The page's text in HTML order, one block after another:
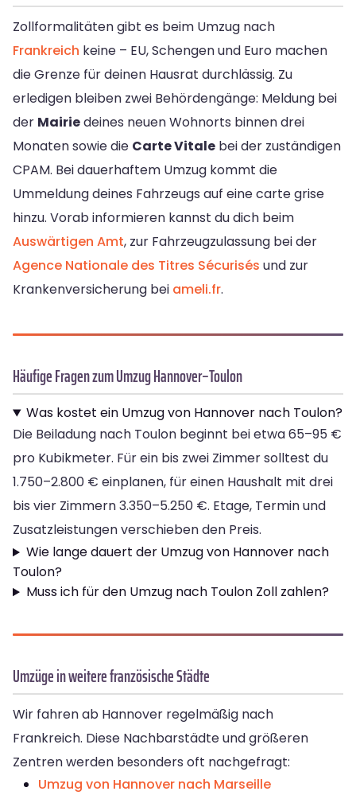
Zollformalitäten gibt es beim Umzug nach
Frankreich keine – EU, Schengen und Euro machen
die Grenze für deinen Hausrat durchlässig. Zu
erledigen bleiben zwei Behördengänge: Meldung bei
der Mairiedeines neuen Wohnorts binnen drei
Monaten sowie die Carte Vitale bei der zuständigen
CPAM. Bei dauerhaftem Umzug kommt die
Ummeldung deines Fahrzeugs auf eine carte grise
hinzu. Vorab informieren kannst du dich beim
Auswärtigen Amt, zur Fahrzeugzulassung bei der
Agence Nationale des Titres Sécurisés und zur
Krankenversicherung bei ameli.fr.
Häufige Fragen zum Umzug Hannover–Toulon
Was kostet ein Umzug von Hannover nach Toulon?
Die Beiladung nach Toulon beginnt bei etwa 65–95 €
pro Kubikmeter. Für ein bis zwei Zimmer solltest du
1.750–2.800 € einplanen, für einen Haushalt mit drei
bis vier Zimmern 3.350–5.250 €. Etage, Termin und
Zusatzleistungen verschieben den Preis.
Wie lange dauert der Umzug von Hannover nach
Toulon?
Muss ich für den Umzug nach Toulon Zoll zahlen?
Umzüge in weitere französische Städte
Wir fahren ab Hannover regelmäßig nach
Frankreich. Diese Nachbarstädte und größeren
Zentren werden besonders oft nachgefragt:
Umzug von Hannover nach Marseille